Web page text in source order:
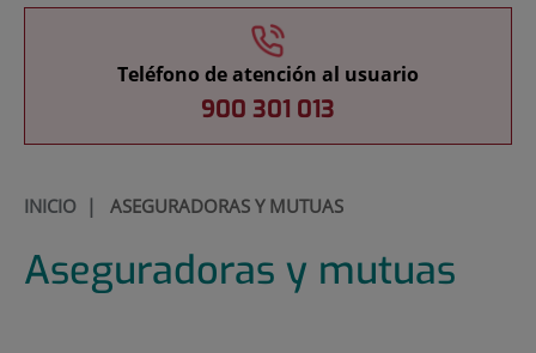
Teléfono de atención al usuario
900 301 013
INICIO| ASEGURADORAS Y MUTUAS
Aseguradoras y mutuas